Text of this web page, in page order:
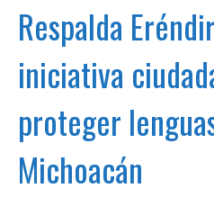
Respalda
iniciativa
proteger
Michoacán